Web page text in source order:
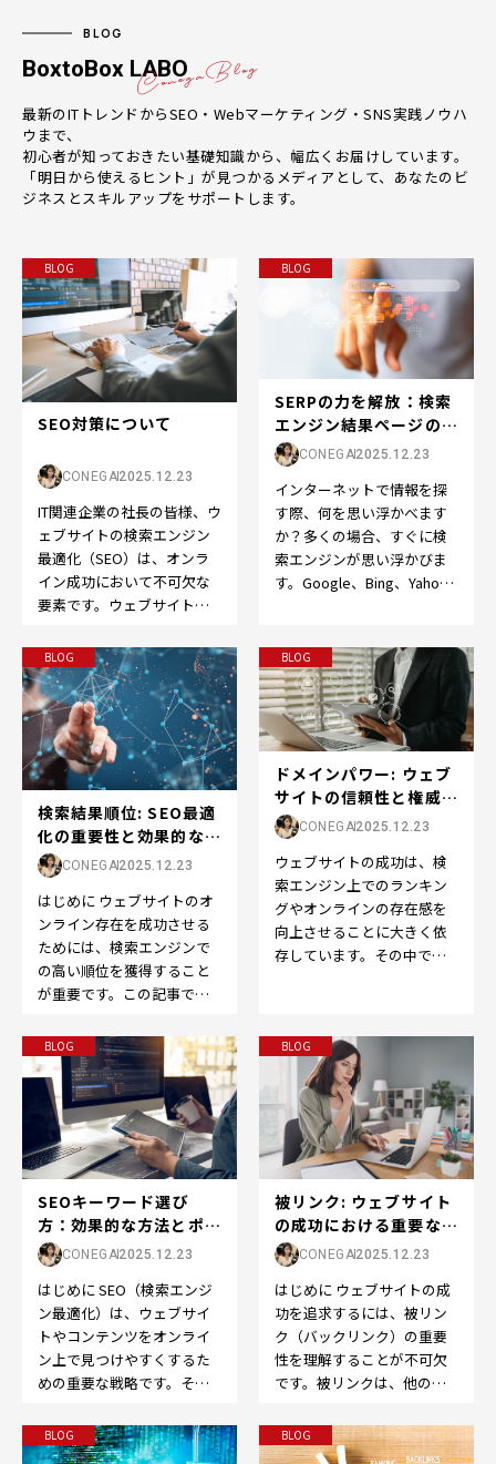
BLOG
BoxtoBox LABO
最新のITトレンドからSEO・Webマーケティング・SNS実践ノウハ
ウまで、
初心者が知っておきたい基礎知識から、幅広くお届けしています。
「明日から使えるヒント」が見つかるメディアとして、あなたのビ
ジネスとスキルアップをサポートします。
BLOG
SEO対策について
CONEGA2025.12.23
IT関連企業の社長の皆様、ウ
ェブサイトの検索エンジン
最適化（SEO）は、オンラ
イン成功において不可欠な
要素です。ウェブサイトを
ポイントを押さえてS…
BLOG
SERPの力を解放：検索
エンジン結果ページの世
界へようこそ
CONEGA2025.12.23
インターネットで情報を探
す際、何を思い浮かべます
か？多くの場合、すぐに検
索エンジンが思い浮かびま
す。Google、Bing、Yahoo
BLOG
検索結果順位: SEO最適
化の重要性と効果的な戦
略 CONEGA2025.12.23
はじめに ウェブサイトのオ
ンライン存在を成功させる
ためには、検索エンジンで
の高い順位を獲得すること
が重要です。この記事で
は「SEO順位」の重要性
と…
BLOG
ドメインパワー: ウェブ
サイトの信頼性と権威の
向上をサポート...
CONEGA2025.12.23
ウェブサイトの成功は、検
索エンジン上でのランキン
グやオンラインの存在感を
向上させることに大きく依
存しています。その中で
BLOG
SEOキーワード選び
方：効果的な方法とポイ
ントCONEGA2025.12.23
はじめに SEO（検索エンジ
ン最適化）は、ウェブサイ
トやコンテンツをオンライ
ン上で見つけやすくするた
めの重要な戦略です。その
の選定は成功の鍵です。…
BLOG
被リンク: ウェブサイト
の成功における重要な役
割 CONEGA2025.12.23
はじめに ウェブサイトの成
功を追求するには、被リン
ク（バックリンク）の重要
性を理解することが不可欠
です。被リンクは、他のウ
ブサイトへのリンクのこ
と…
BLOG BLOG